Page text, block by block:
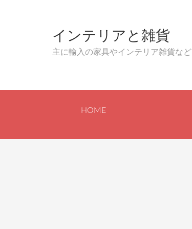
インテリアと雑貨
主に輸入の家具やインテリア雑貨など
HOME